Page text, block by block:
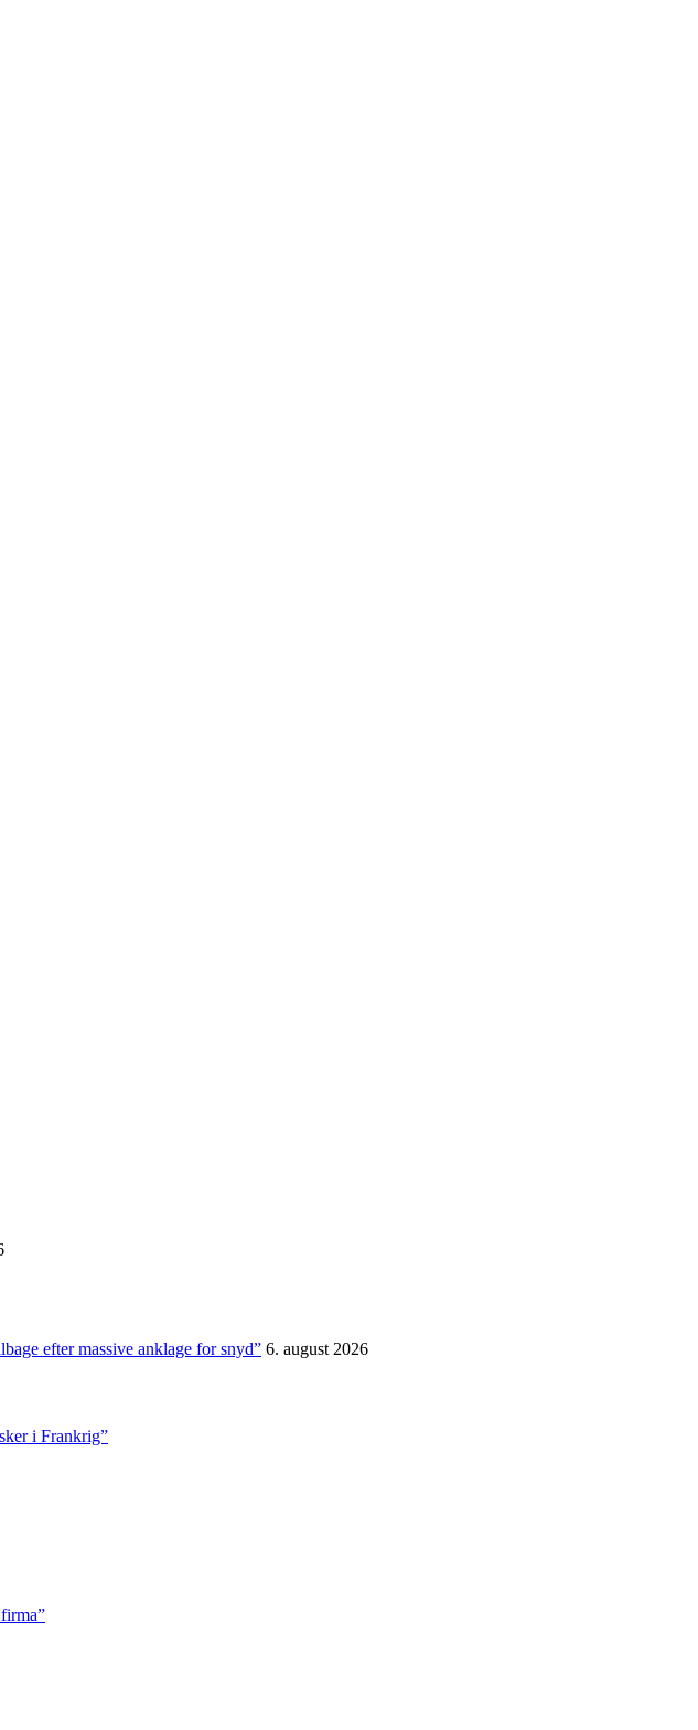
efter massive anklage for snyd” 6. august 2026
i Frankrig”